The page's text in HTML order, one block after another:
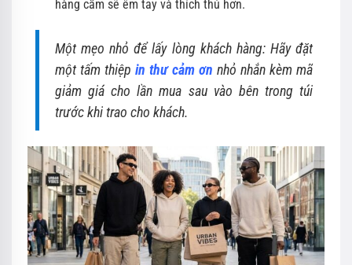
hàng cầm sẽ êm tay và thích thú hơn.
Một mẹo nhỏ để lấy lòng khách hàng: Hãy đặt
một tấm thiệpin thư cảm ơn nhỏ nhắn kèm mã
giảm giá cho lần mua sau vào bên trong túi
trước khi trao cho khách.